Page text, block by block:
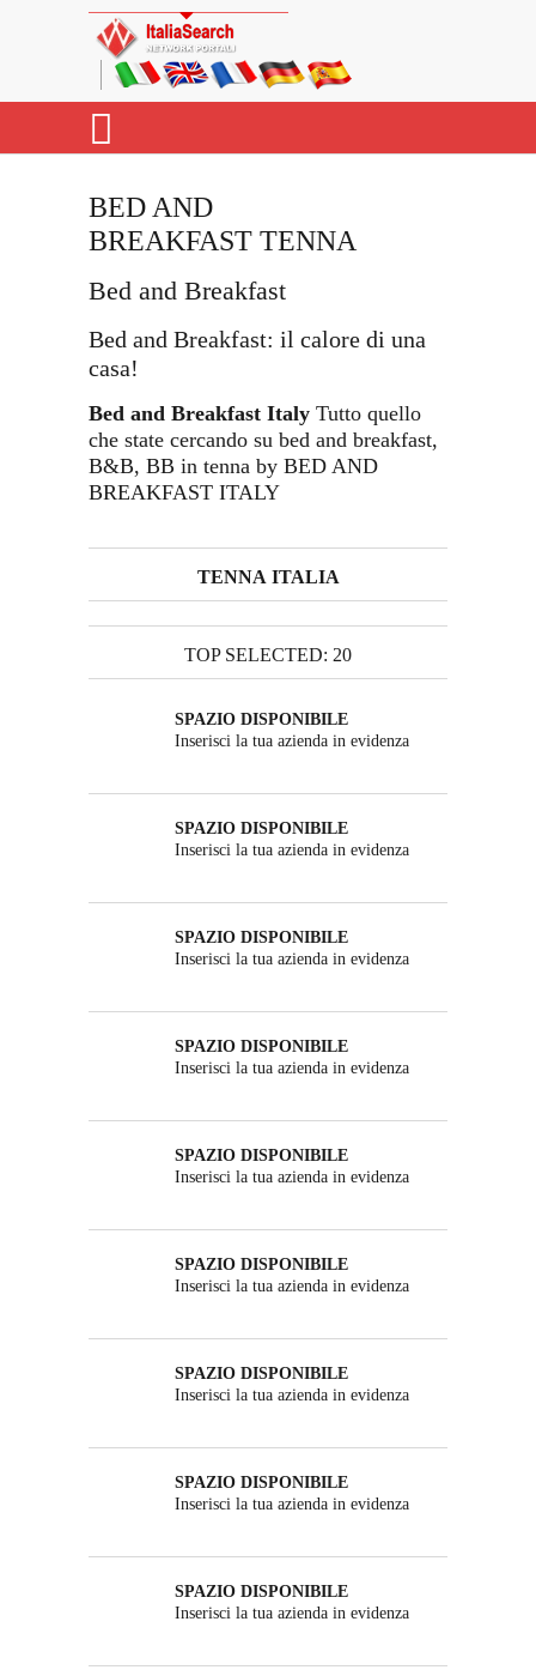
BED AND
BREAKFAST TENNA
Bed and Breakfast
Bed and Breakfast: il calore di una
casa!
Bed and Breakfast Italy Tutto quello
che state cercando su bed and breakfast,
B&B, BB in tenna by BED AND
BREAKFAST ITALY
TENNA ITALIA
TOP SELECTED: 20
SPAZIO DISPONIBILE
Inserisci la tua azienda in evidenza
SPAZIO DISPONIBILE
Inserisci la tua azienda in evidenza
SPAZIO DISPONIBILE
Inserisci la tua azienda in evidenza
SPAZIO DISPONIBILE
Inserisci la tua azienda in evidenza
SPAZIO DISPONIBILE
Inserisci la tua azienda in evidenza
SPAZIO DISPONIBILE
Inserisci la tua azienda in evidenza
SPAZIO DISPONIBILE
Inserisci la tua azienda in evidenza
SPAZIO DISPONIBILE
Inserisci la tua azienda in evidenza
SPAZIO DISPONIBILE
Inserisci la tua azienda in evidenza